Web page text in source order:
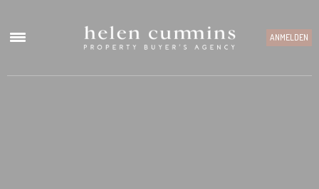
ANMELDEN